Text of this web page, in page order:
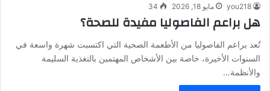
you218 مايو 18, 2026 34
هل براعم الفاصوليا مفيدة للصحة؟
تُعد براعم الفاصوليا من الأطعمة الصحية التي اكتسبت شهرة واسعة في
السنوات الأخيرة، خاصة بين الأشخاص المهتمين بالتغذية السليمة
والأنظمة…